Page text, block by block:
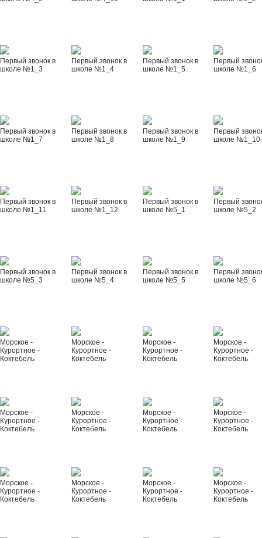
Первый звонок в
школе №1_3
Первый звонок в
школе №1_4
Первый звонок в
школе №1_5
Первый
школе №1_6
Первый звонок в
школе №1_7
Первый звонок в
школе №1_8
Первый звонок в
школе №1_9
Первый
школе №1_10
Первый звонок в
школе №1_11
Первый звонок в
школе №1_12
Первый звонок в
школе №5_1
Первый
школе №5_2
Первый звонок в
школе №5_3
Первый звонок в
школе №5_4
Первый звонок в
школе №5_5
Первый
школе №5_6
Морское -
Курортное -
Коктебель
Морское -
Курортное -
Коктебель
Морское -
Курортное -
Коктебель
Морское -
Курортное -
Коктебель
Морское -
Курортное -
Коктебель
Морское -
Курортное -
Коктебель
Морское -
Курортное -
Коктебель
Морское -
Курортное -
Коктебель
Морское -
Курортное -
Коктебель
Морское -
Курортное -
Коктебель
Морское -
Курортное -
Коктебель
Морское -
Курортное -
Коктебель